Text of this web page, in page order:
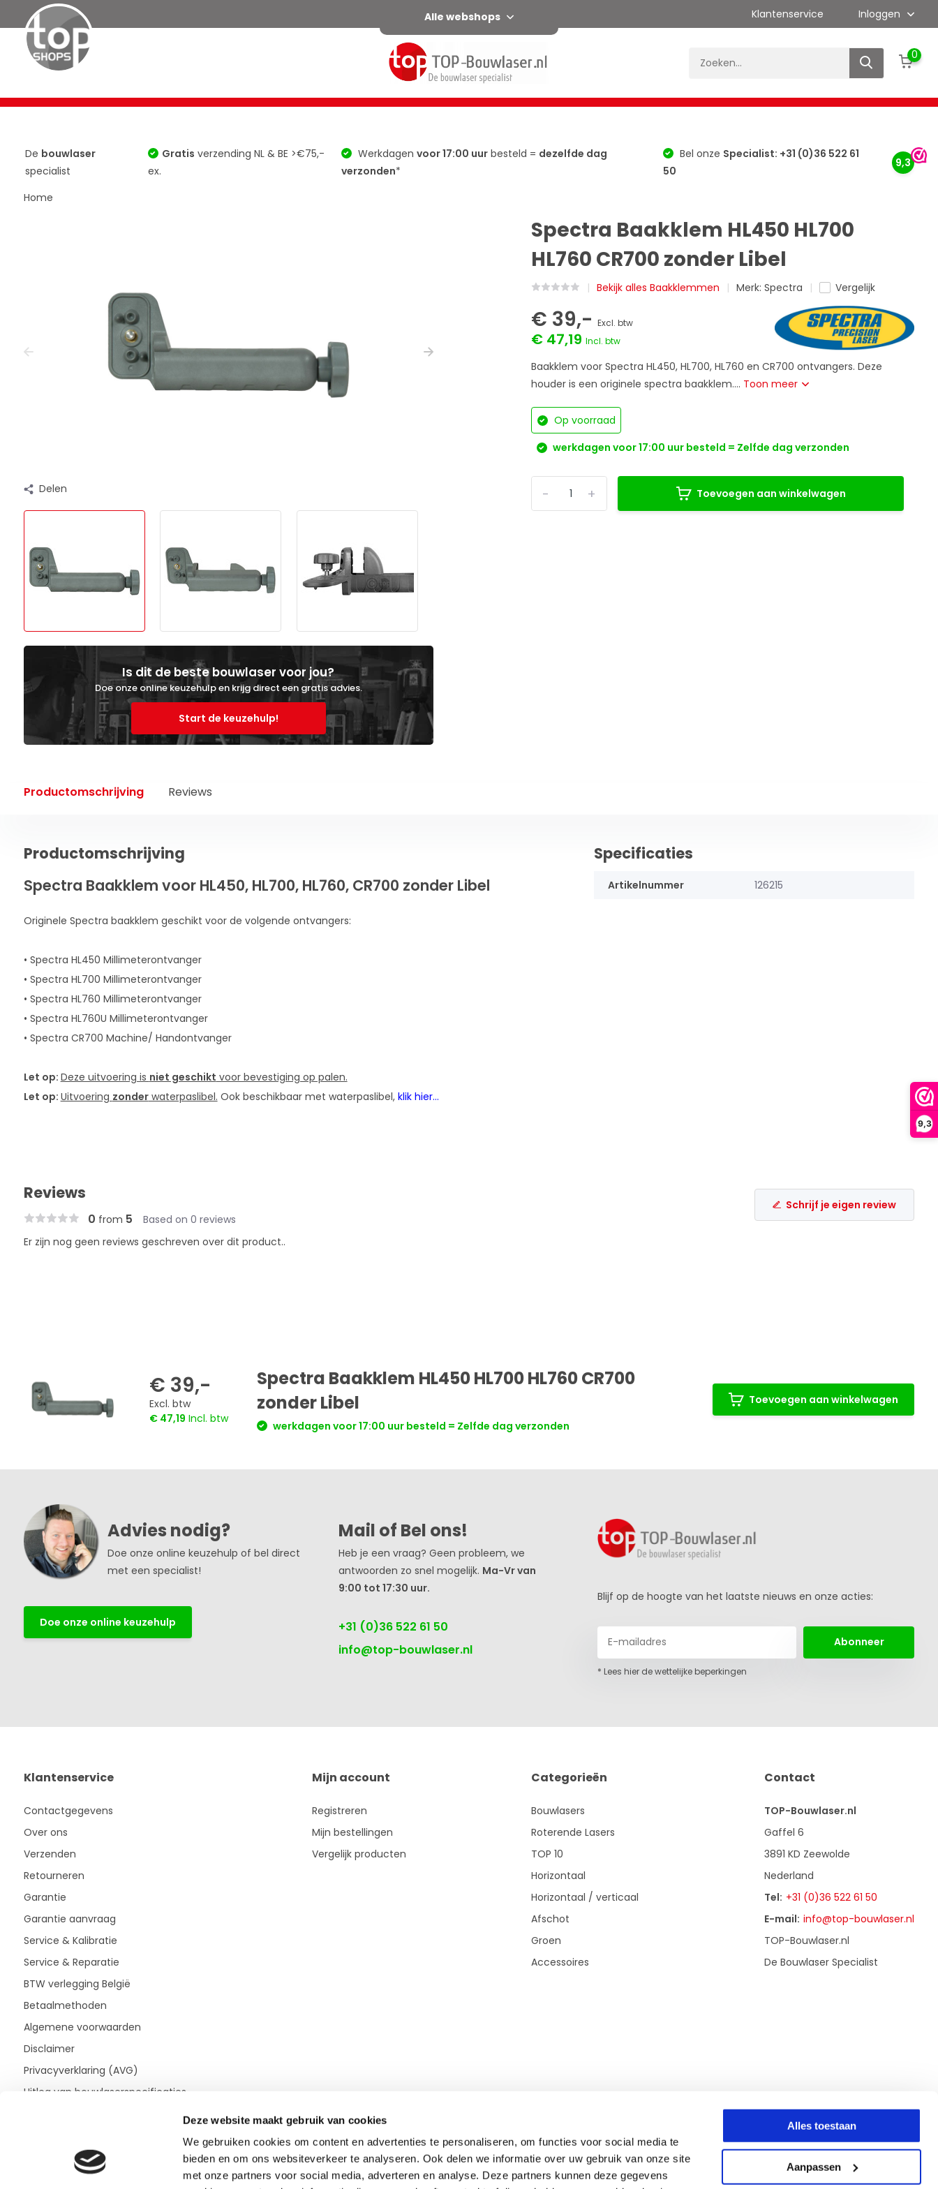
Deze website maakt gebruik van cookies
We gebruiken cookies om content en advertenties te personaliseren, om functies voor social media te
bieden en om ons websiteverkeer te analyseren. Ook delen we informatie over uw gebruik van onze site
met onze partners voor social media, adverteren en analyse. Deze partners kunnen deze gegevens
Alles toestaan
Aanpassen
9,3
Alle webshops Klantenservice Inloggen
0
Afschot
De bouwlaser
specialist
Gratis verzending NL & BE >€75,-
ex.
Werkdagen voor 17:00 uurbesteld = dezelfde dag
verzonden*
Bel onze Specialist: +31 (0)36 522 61
50
9,3
Home
Delen
Is dit de beste bouwlaser voor jou?
Doe onze online keuzehulp en krijg direct een gratis advies.
Start de keuzehulp!
Spectra Baakklem HL450 HL700
HL760 CR700 zonder Libel
Bekijk alles Baakklemmen Merk:Spectra Vergelijk
€ 39,-Excl. btw
€ 47,19Incl. btw
Baakklem voor Spectra HL450, HL700, HL760 en CR700 ontvangers. Deze
houder is een originele spectra baakklem.... Toon meer
Op voorraad
werkdagen voor 17:00 uur besteld = Zelfde dag verzonden
+
- Toevoegen aan winkelwagen
Productomschrijving Reviews
Productomschrijving
Spectra Baakklem voor HL450, HL700, HL760, CR700 zonder Libel
Originele Spectra baakklem geschikt voor de volgende ontvangers:
• Spectra HL450 Millimeterontvanger
• Spectra HL700 Millimeterontvanger
• Spectra HL760 Millimeterontvanger
• Spectra HL760U Millimeterontvanger
• Spectra CR700 Machine/ Handontvanger
Let op: Deze uitvoering is niet geschikt voor bevestiging op palen.
Let op: Uitvoering zonderwaterpaslibel. Ook beschikbaar met waterpaslibel, klik hier...
Specificaties
Artikelnummer 126215
Reviews
0 from 5 Based on 0 reviews
Schrijf je eigen review
Er zijn nog geen reviews geschreven over dit product..
€ 39,-
Excl. btw
€ 47,19 Incl. btw
Spectra Baakklem HL450 HL700 HL760 CR700
zonder Libel
werkdagen voor 17:00 uur besteld = Zelfde dag verzonden
Toevoegen aan winkelwagen
Advies nodig?
Doe onze online keuzehulp of bel direct
met een specialist!
Doe onze online keuzehulp
Mail of Bel ons!
Heb je een vraag? Geen probleem, we
antwoorden zo snel mogelijk. Ma-Vr van
9:00 tot 17:30 uur.
+31 (0)36 522 61 50
info@top-bouwlaser.nl
Blijf op de hoogte van het laatste nieuws en onze acties:
Abonneer
* Lees hier de wettelijke beperkingen
Klantenservice
Contactgegevens
Over ons
Verzenden
Retourneren
Garantie
Garantie aanvraag
Service & Kalibratie
Service & Reparatie
BTW verlegging België
Betaalmethoden
Algemene voorwaarden
Disclaimer
Privacyverklaring (AVG)
Uitleg van bouwlaserspecificaties
Mijn account
Registreren
Mijn bestellingen
Vergelijk producten
Categorieën
Bouwlasers
Roterende Lasers
TOP 10
Horizontaal
Horizontaal / verticaal
Afschot
Groen
Accessoires
Contact
TOP-Bouwlaser.nl
Gaffel 6
3891 KD Zeewolde
Nederland
Tel: +31 (0)36 522 61 50
E-mail: info@top-bouwlaser.nl
TOP-Bouwlaser.nl
De Bouwlaser Specialist